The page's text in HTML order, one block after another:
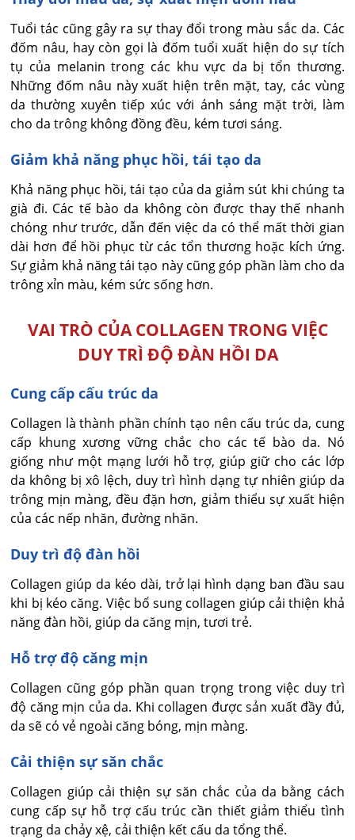
Tuổi tác cũng gây ra sự thay đổi trong màu sắc da. Các
đốm nâu, hay còn gọi là đốm tuổi xuất hiện do sự tích
tụ của melanin trong các khu vực da bị tổn thương.
Những đốm nâu này xuất hiện trên mặt, tay, các vùng
da thường xuyên tiếp xúc với ánh sáng mặt trời, làm
cho da trông không đồng đều, kém tươi sáng.
Giảm khả năng phục hồi, tái tạo da
Khả năng phục hồi, tái tạo của da giảm sút khi chúng ta
già đi. Các tế bào da không còn được thay thế nhanh
chóng như trước, dẫn đến việc da có thể mất thời gian
dài hơn để hồi phục từ các tổn thương hoặc kích ứng.
Sự giảm khả năng tái tạo này cũng góp phần làm cho da
trông xỉn màu, kém sức sống hơn.
VAI TRÒ CỦA COLLAGEN TRONG VIỆC
DUY TRÌ ĐỘ ĐÀN HỒI DA
Cung cấp cấu trúc da
Collagen là thành phần chính tạo nên cấu trúc da, cung
cấp khung xương vững chắc cho các tế bào da. Nó
giống như một mạng lưới hỗ trợ, giúp giữ cho các lớp
da không bị xô lệch, duy trì hình dạng tự nhiên giúp da
trông mịn màng, đều đặn hơn, giảm thiểu sự xuất hiện
của các nếp nhăn, đường nhăn.
Duy trì độ đàn hồi
Collagen giúp da kéo dài, trở lại hình dạng ban đầu sau
khi bị kéo căng. Việc bổ sung collagen giúp cải thiện khả
năng đàn hồi, giúp da căng mịn, tươi trẻ.
Hỗ trợ độ căng mịn
Collagen cũng góp phần quan trọng trong việc duy trì
độ căng mịn của da. Khi collagen được sản xuất đầy đủ,
da sẽ có vẻ ngoài căng bóng, mịn màng.
Cải thiện sự săn chắc
Collagen giúp cải thiện sự săn chắc của da bằng cách
cung cấp sự hỗ trợ cấu trúc cần thiết giảm thiểu tình
trạng da chảy xệ, cải thiện kết cấu da tổng thể.